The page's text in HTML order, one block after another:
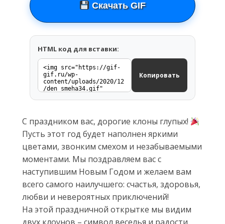
Скачать GIF
HTML код для вставки:
Копировать
С праздником вас, дорогие клоны глупых!
Пусть этот год будет наполнен яркими
цветами, звонким смехом и незабываемыми
моментами. Мы поздравляем вас с
наступившим Новым Годом и желаем вам
всего самого наилучшего: счастья, здоровья,
любви и невероятных приключений!
На этой праздничной открытке мы видим